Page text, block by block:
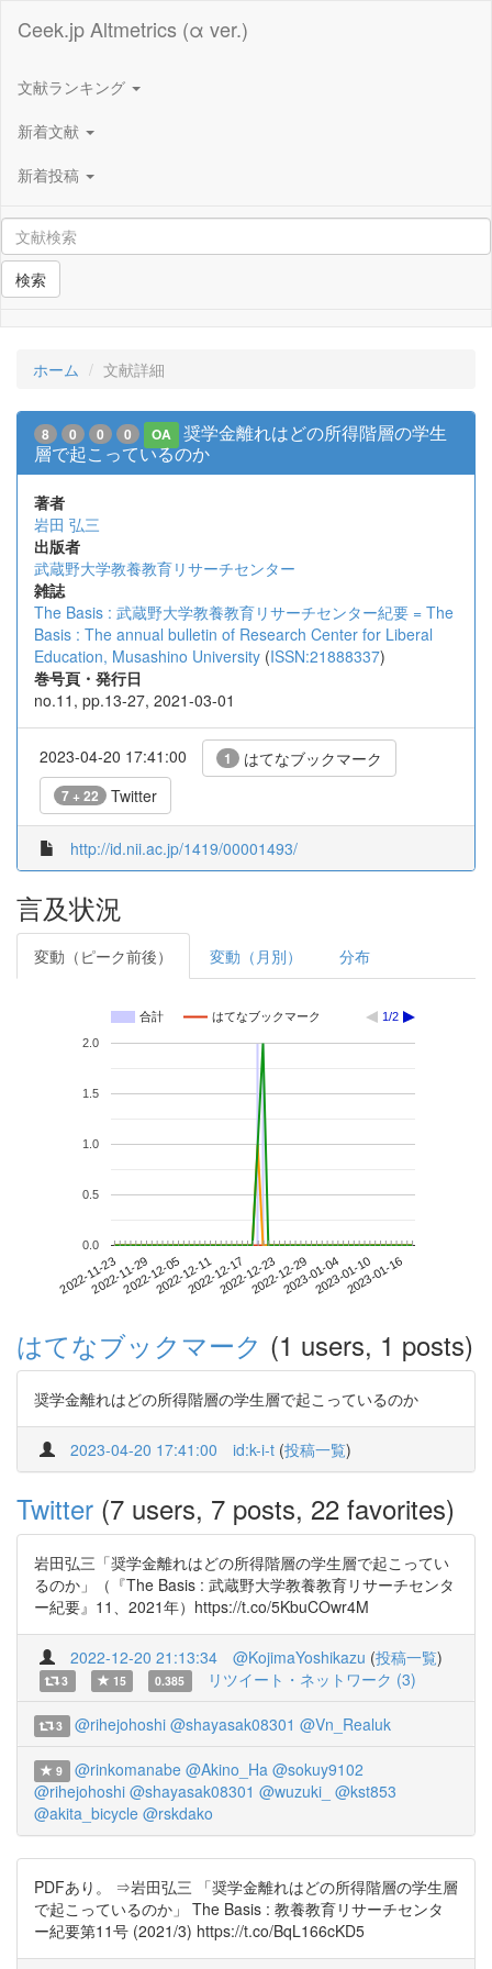
Ceek.jp Altmetrics (α ver.)
文献ランキング
新着文献
新着投稿
検索
ホーム 文献詳細
8 0 0 0 OA
奨学金離れはどの所得階層の学生
層で起こっているのか
著者
岩田 弘三
出版者
武蔵野大学教養教育リサーチセンター
雑誌
The Basis : 武蔵野大学教養教育リサーチセンター紀要 = The
Basis : The annual bulletin of Research Center for Liberal
Education, Musashino University (ISSN:21888337)
巻号頁・発行日
no.11, pp.13-27, 2021-03-01
2023-04-20 17:41:00 1 はてなブックマーク
7 + 22 Twitter
http://id.nii.ac.jp/1419/00001493/
言及状況
変動（ピーク前後） 変動（月別） 分布
合計 はてなブックマーク 1/2
2022-11-232022-11-292022-12-052022-12-112022-12-172022-12-232022-12-292023-01-042023-01-102023-01-16
0.0
0.5
1.0
1.5
2.0
はてなブックマーク (1 users, 1 posts)
奨学金離れはどの所得階層の学生層で起こっているのか
2023-04-20 17:41:00 id:k-i-t (投稿一覧)
Twitter (7 users, 7 posts, 22 favorites)
岩田弘三「奨学金離れはどの所得階層の学生層で起こってい
るのか」（『The Basis : 武蔵野大学教養教育リサーチセンタ
ー紀要』11、2021年）https://t.co/5KbuCOwr4M
2022-12-20 21:13:34 @KojimaYoshikazu (投稿一覧)
3 15 0.385 リツイート・ネットワーク (3)
3 @rihejohoshi @shayasak08301 @Vn_Realuk
9 @rinkomanabe @Akino_Ha @sokuy9102
@rihejohoshi @shayasak08301 @wuzuki_ @kst853
@akita_bicycle @rskdako
PDFあり。 ⇒岩田弘三 「奨学金離れはどの所得階層の学生層
で起こっているのか」 The Basis : 教養教育リサーチセンタ
ー紀要第11号 (2021/3) https://t.co/BqL166cKD5